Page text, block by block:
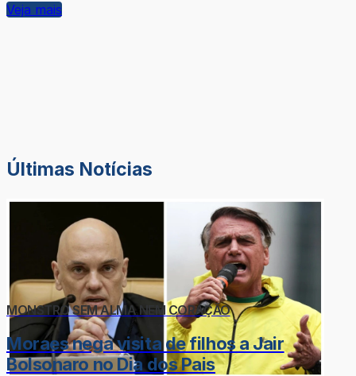
Veja mais
Últimas Notícias
MONSTRO SEM ALMA NEM CORAÇÃO
Moraes nega visita de filhos a Jair
Bolsonaro no Dia dos Pais